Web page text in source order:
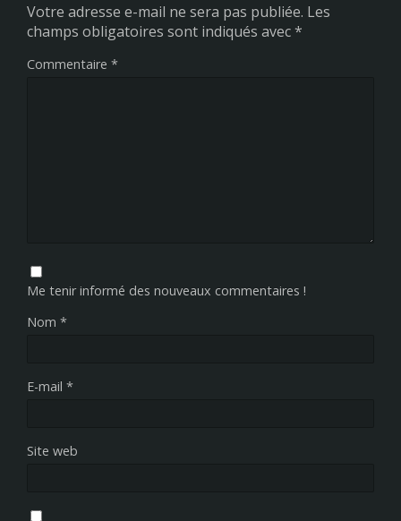
Votre adresse e-mail ne sera pas publiée. Les
champs obligatoires sont indiqués avec*
Commentaire *
Me tenir informé des nouveaux commentaires !
Nom *
E-mail *
Site web